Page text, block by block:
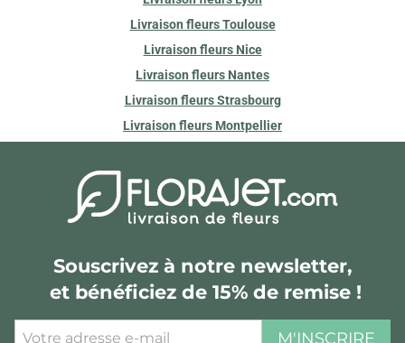
Livraison fleurs Toulouse
Livraison fleurs Nice
Livraison fleurs Nantes
Livraison fleurs Strasbourg
Livraison fleurs Montpellier
Souscrivez à notre newsletter,
et bénéficiez de 15% de remise !
M'INSCRIRE